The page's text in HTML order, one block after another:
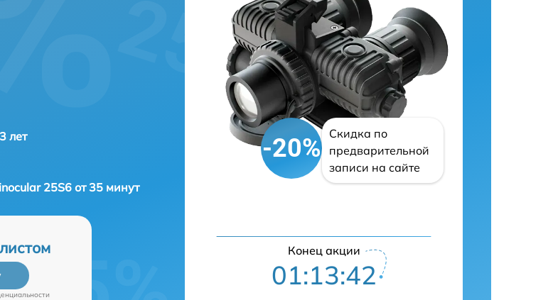
лет
25S6 от 35 минут
-20%
Скидка по
предварительной
записи на сайте
Конец акции
01:13:41